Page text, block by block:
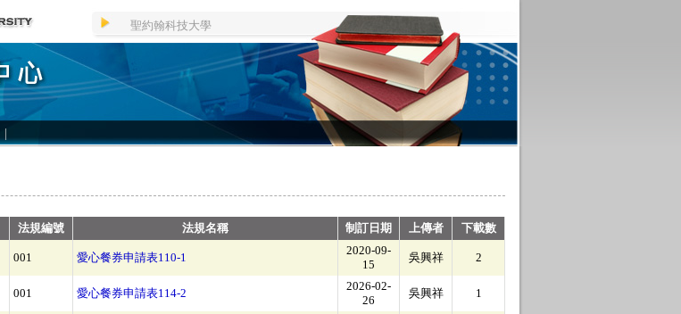
聖約翰科技大學
|
法規編號 法規名稱 制訂日期 上傳者 下載數
001 愛心餐券申請表110-1
2020-09-
15
吳興祥 2
001 愛心餐券申請表114-2
2026-02-
26
吳興祥 1